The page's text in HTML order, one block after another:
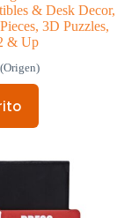
& Desk Decor,
3D Puzzles,
& Up
(Origen)